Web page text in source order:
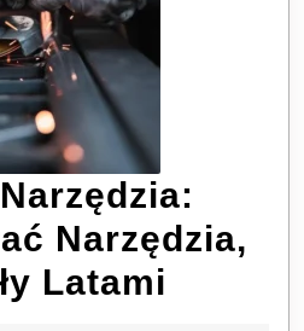
Narzędzia,
Latami